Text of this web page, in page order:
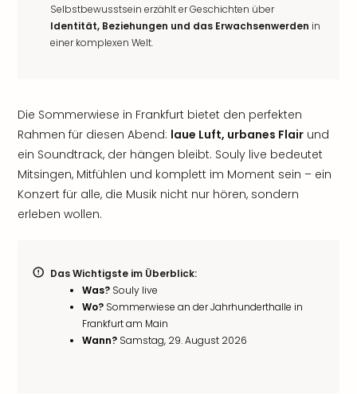
Selbstbewusstsein erzählt er Geschichten über
Identität, Beziehungen und das Erwachsenwerden in
einer komplexen Welt.
Die Sommerwiese in Frankfurt bietet den perfekten
Rahmen für diesen Abend: laue Luft, urbanes Flair und
ein Soundtrack, der hängen bleibt. Souly live bedeutet
Mitsingen, Mitfühlen und komplett im Moment sein – ein
Konzert für alle, die Musik nicht nur hören, sondern
erleben wollen.
Das Wichtigste im Überblick:
Was? Souly live
Wo? Sommerwiese an der Jahrhunderthalle in
Frankfurt am Main
Wann? Samstag, 29. August 2026